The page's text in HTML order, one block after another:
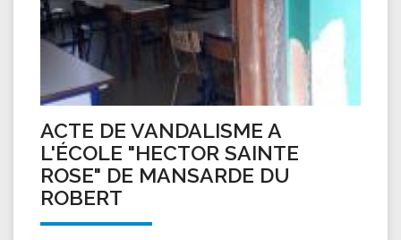
ACTE DE VANDALISME A
L'ÉCOLE "HECTOR SAINTE
ROSE" DE MANSARDE DU
ROBERT